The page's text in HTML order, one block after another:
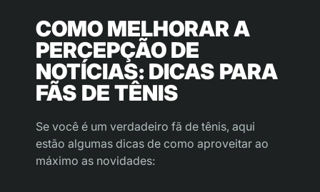
COMO MELHORAR A
PERCEPÇÃO DE
NOTÍCIAS: DICAS PARA
FÃS DE TÊNIS
Se você é um verdadeiro fã de tênis, aqui
estão algumas dicas de como aproveitar ao
máximo as novidades: